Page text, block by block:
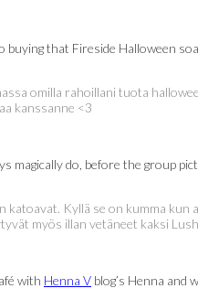
that Fireside Halloween
omilla rahoillani tuota
kanssanne <3
magically do, before the group
Kyllä se on kumma
myös illan vetäneet kaksi
with Henna V blog’s Henna and